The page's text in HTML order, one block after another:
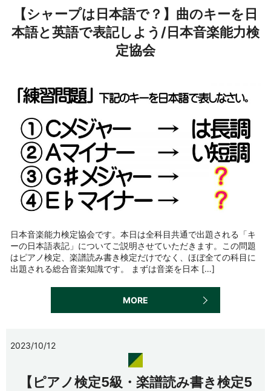
【シャープは日本語で？】曲のキーを日
本語と英語で表記しよう/日本音楽能力検
定協会
日本音楽能力検定協会です。本日は全科目共通で出題される「キ
ーの日本語表記」についてご説明させていただきます。この問題
はピアノ検定、楽譜読み書き検定だけでなく、ほぼ全ての科目に
出題される総合音楽知識です。 まずは音楽を日本 […]
MORE
2023/10/12
【ピアノ検定5級・楽譜読み書き検定5